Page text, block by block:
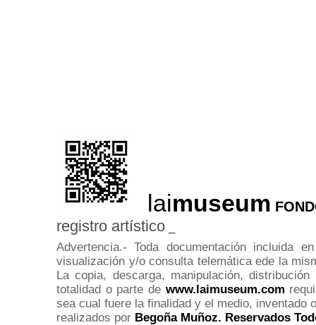
laimuseum
registro artístico
Advertencia.- Toda documentación incluida en
visualización y/o consulta telemática ede la
La copia, descarga, manipulación,
totalidad o parte de www.laimuseum.com
sea cual fuere la finalidad y el medio,
realizados por Begoña Muñoz. Reservados